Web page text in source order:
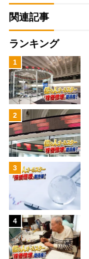
関連記事
ランキング
1
2
3
4